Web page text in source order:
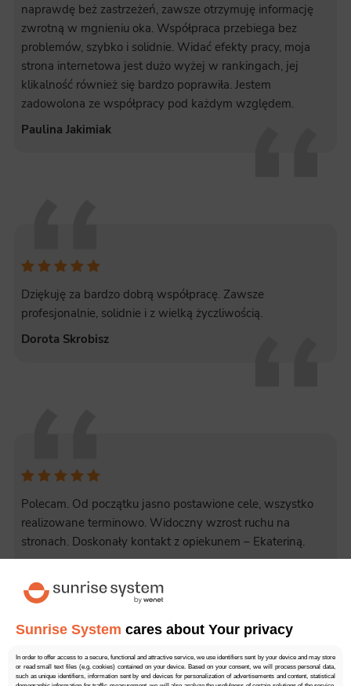
Sunrise System cares about Your privacy
In order to offer access to a secure, functional and attractive service, we use identifiers sent by your device and may store
or read small text files (e.g. cookies) contained on your device. Based on your consent, we will process personal data,
such as unique identifiers, information sent by end devices for personalization of advertisements and content, statistical
naprawdę beż zastrzeżeń, zawsze otrzymuję informację
zwrotną w mgnieniu oka. Współpraca przebiega bez
problemów, szybko i solidnie. Widać efekty pracy, moja
strona internetowa jest dużo wyżej w rankingach, jej
klikalność również się bardzo poprawiła. Jestem
zadowolona ze współpracy pod każdym względem.
Paulina Jakimiak
Dziękuję za bardzo dobrą współpracę. Zawsze
profesjonalnie, solidnie i z wielką życzliwością.
Dorota Skrobisz
Polecam. Od początku jasno postawione cele, wszystko
realizowane terminowo. Widoczny wzrost ruchu na
stronach. Doskonały kontakt z opiekunem – Ekateriną.